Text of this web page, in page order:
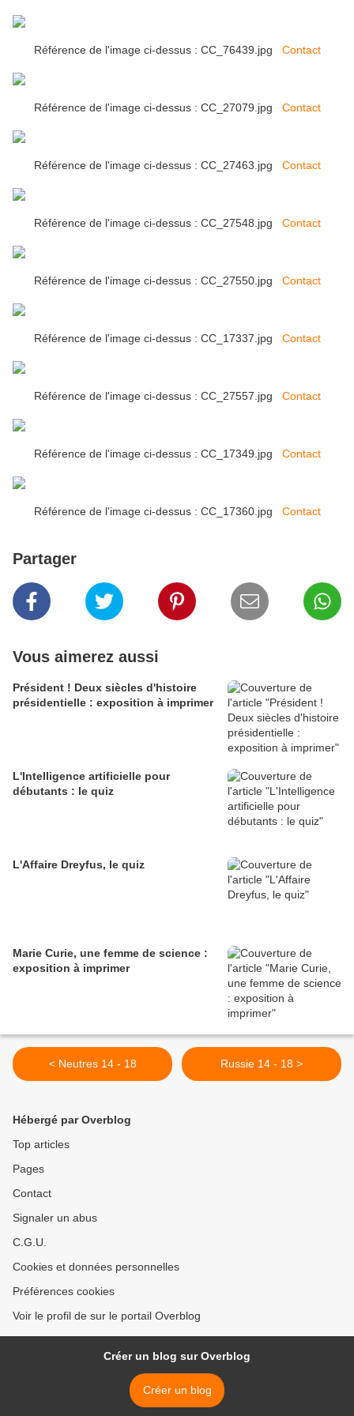
Référence de l'image ci-dessus : CC_76439.jpg Contact
Référence de l'image ci-dessus : CC_27079.jpg Contact
Référence de l'image ci-dessus : CC_27463.jpg Contact
Référence de l'image ci-dessus : CC_27548.jpg Contact
Référence de l'image ci-dessus : CC_27550.jpg Contact
Référence de l'image ci-dessus : CC_17337.jpg Contact
Référence de l'image ci-dessus : CC_27557.jpg Contact
Référence de l'image ci-dessus : CC_17349.jpg Contact
Référence de l'image ci-dessus : CC_17360.jpg Contact
Partager
Vous aimerez aussi
Président ! Deux siècles d'histoire
présidentielle : exposition à imprimer
L'Intelligence artificielle pour
débutants : le quiz
L'Affaire Dreyfus, le quiz
Marie Curie, une femme de science :
exposition à imprimer
< Neutres 14 - 18 Russie 14 - 18 >
Hébergé par Overblog
Top articles
Pages
Contact
Signaler un abus
C.G.U.
Cookies et données personnelles
Préférences cookies
Voir le profil de sur le portail Overblog
Créer un blog sur Overblog
Créer un blog